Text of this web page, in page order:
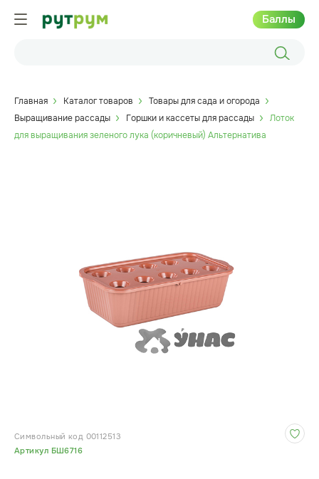
Баллы
Главная Каталог товаров
Товары для сада и огорода
Выращивание рассады
Горшки и кассеты для рассады
Лоток
для выращивания зеленого лука (коричневый) Альтернатива
Символьный код 00112513
Артикул БШ6716